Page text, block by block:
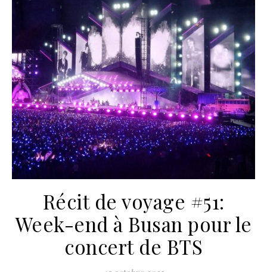
Récit de voyage #51:
Week-end à Busan pour le
concert de BTS